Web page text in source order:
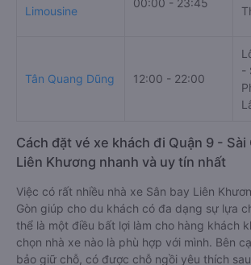
Tân Quang Dũng 12:00 - 22:00
Cách đặt vé xe khách đi Quận 9 - Sài
Liên Khương nhanh và uy tín nhất
Việc có rất nhiều nhà xe Sân bay Liên